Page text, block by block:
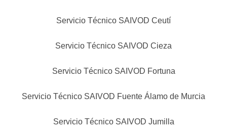
Servicio Técnico SAIVOD Ceutí
Servicio Técnico SAIVOD Cieza
Servicio Técnico SAIVOD Fortuna
Servicio Técnico SAIVOD Fuente Álamo de Murcia
Servicio Técnico SAIVOD Jumilla